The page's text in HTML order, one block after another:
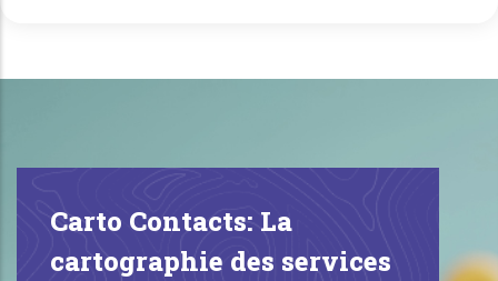
Carto Contacts: La
cartographie des services